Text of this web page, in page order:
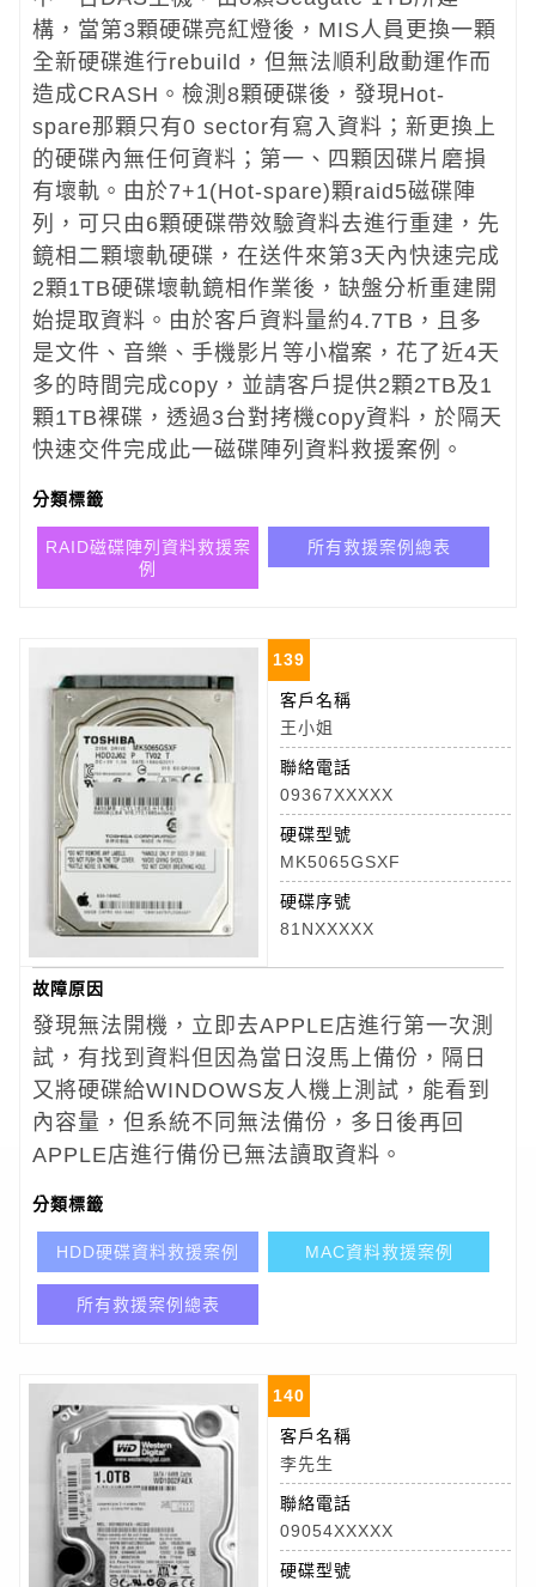
構，當第3顆硬碟亮紅燈後，MIS人員更換一顆
全新硬碟進行rebuild，但無法順利啟動運作而
造成CRASH。檢測8顆硬碟後，發現Hot-
spare那顆只有0 sector有寫入資料；新更換上
的硬碟內無任何資料；第一、四顆因碟片磨損
有壞軌。由於7+1(Hot-spare)顆raid5磁碟陣
列，可只由6顆硬碟帶效驗資料去進行重建，先
鏡相二顆壞軌硬碟，在送件來第3天內快速完成
2顆1TB硬碟壞軌鏡相作業後，缺盤分析重建開
始提取資料。由於客戶資料量約4.7TB，且多
是文件、音樂、手機影片等小檔案，花了近4天
多的時間完成copy，並請客戶提供2顆2TB及1
顆1TB裸碟，透過3台對拷機copy資料，於隔天
快速交件完成此一磁碟陣列資料救援案例。
分類標籤
RAID磁碟陣列資料救援案
例
所有救援案例總表
139
客戶名稱
王小姐
聯絡電話
09367XXXXX
硬碟型號
MK5065GSXF
硬碟序號
81NXXXXX
故障原因
發現無法開機，立即去APPLE店進行第一次測
試，有找到資料但因為當日沒馬上備份，隔日
又將硬碟給WINDOWS友人機上測試，能看到
內容量，但系統不同無法備份，多日後再回
APPLE店進行備份已無法讀取資料。
分類標籤
HDD硬碟資料救援案例 MAC資料救援案例
所有救援案例總表
140
客戶名稱
李先生
聯絡電話
09054XXXXX
硬碟型號